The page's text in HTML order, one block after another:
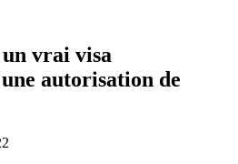
vrai visa
autorisation de